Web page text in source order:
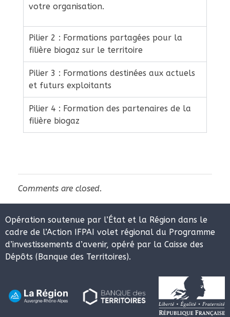
votre organisation.
Pilier 2 : Formations partagées pour la
filière biogaz sur le territoire
Pilier 3 : Formations destinées aux actuels
et futurs exploitants
Pilier 4 : Formation des partenaires de la
filière biogaz
Comments are closed.
Opération soutenue par l’État et la Région dans le
cadre de l’Action IFPAI volet régional du Programme
d’investissements d’avenir, opéré par la Caisse des
Dépôts (Banque des Territoires).